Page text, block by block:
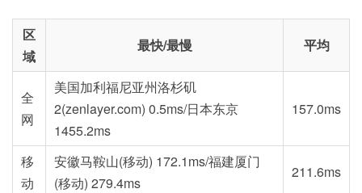
区
域
最快/最慢 平均
全
网
美国加利福尼亚州洛杉矶
2(zenlayer.com) 0.5ms/日本东京
1455.2ms
157.0ms
移
动
安徽马鞍山(移动) 172.1ms/福建厦门
(移动) 279.4ms
211.6ms